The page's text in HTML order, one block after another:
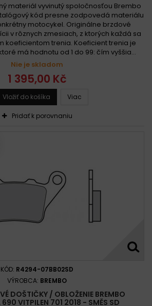
materiál vyvinutý spoločnosťou Brembo
kód presne zodpovedá materiálu
motocykel. Originálne brzdové
v rôznych zmesiach, z ktorých každá sa
koeficientom trenia. Koeficient trenia je
má hodnotu od 1 do 99: čím vyššia...
Nie je skladom
1 395,00 Kč
Vložiť do košíka Viac
Pridať k porovnaniu
KÓD: R4294-07BB02SD
VÝROBCA: BREMBO
DOŠTIČKY / OBLOŽENIE BREMBO
VITPILEN 701 2018 - SMĚS SD